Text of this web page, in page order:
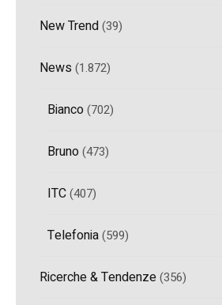
New Trend(39)
News (1.872)
Bianco(702)
Bruno(473)
ITC(407)
Telefonia(599)
Ricerche & Tendenze(356)